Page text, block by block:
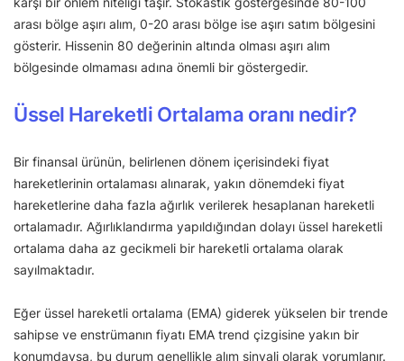
arası bölge aşırı alım, 0-20 arası bölge ise aşırı satım bölgesini
gösterir. Hissenin 80 değerinin altında olması aşırı alım
bölgesinde olmaması adına önemli bir göstergedir.
Üssel Hareketli Ortalama oranı nedir?
Bir finansal ürünün, belirlenen dönem içerisindeki fiyat
hareketlerinin ortalaması alınarak, yakın dönemdeki fiyat
hareketlerine daha fazla ağırlık verilerek hesaplanan hareketli
ortalamadır. Ağırlıklandırma yapıldığından dolayı üssel hareketli
ortalama daha az gecikmeli bir hareketli ortalama olarak
sayılmaktadır.
Eğer üssel hareketli ortalama (EMA) giderek yükselen bir trende
sahipse ve enstrümanın fiyatı EMA trend çizgisine yakın bir
konumdaysa, bu durum genellikle alım sinyali olarak yorumlanır.